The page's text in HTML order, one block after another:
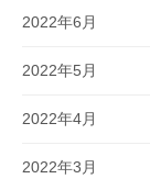
2022年6月
2022年5月
2022年4月
2022年3月